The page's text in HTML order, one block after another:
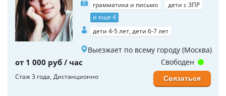
грамматика и письмо
дети с ЗПР
и еще 4
дети 4-5 лет, дети 6-7 лет
Выезжает по всему городу (Москва)
от 1 000 руб / час
Стаж 3 года Дистанционно
Свободен
Связаться